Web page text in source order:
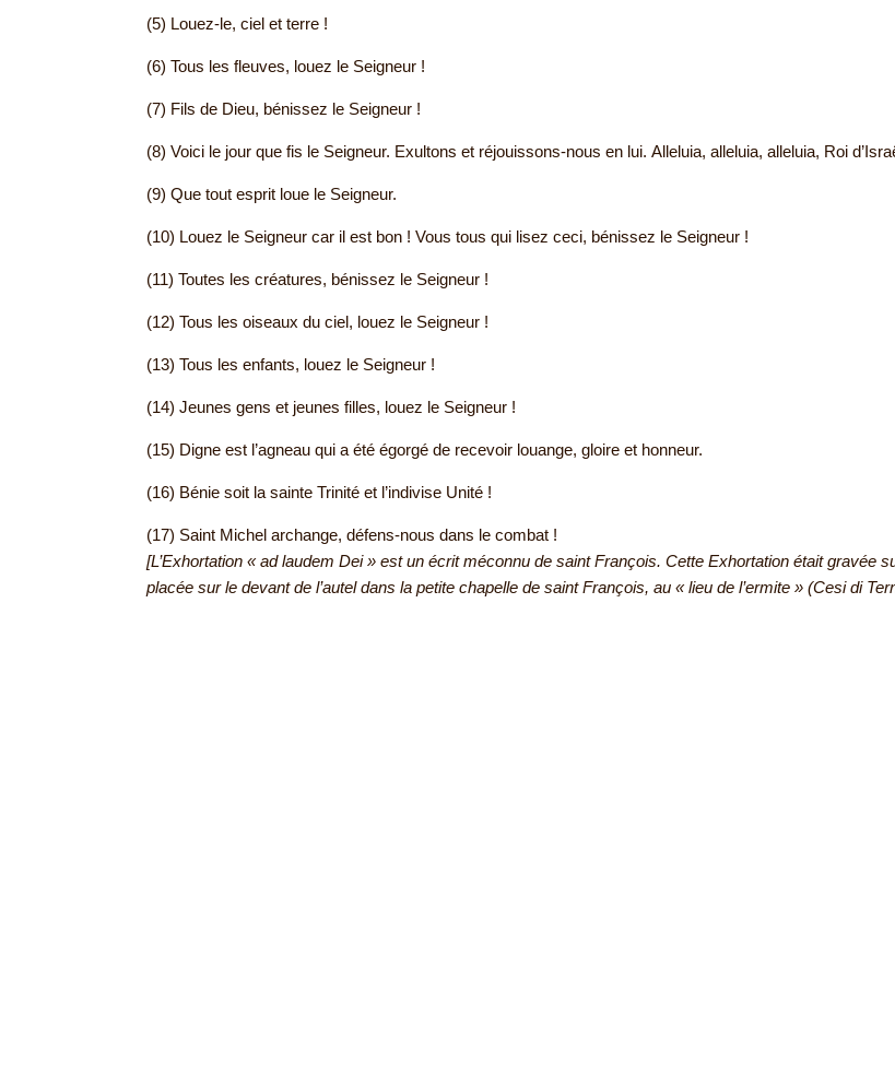
(5) Louez-le, ciel et terre !
(6) Tous les fleuves, louez le Seigneur !
(7) Fils de Dieu, bénissez le Seigneur !
(8) Voici le jour que fis le Seigneur. Exultons et réjouissons-nous en lui. Alleluia, alleluia, alleluia, Roi
(9) Que tout esprit loue le Seigneur.
(10) Louez le Seigneur car il est bon ! Vous tous qui lisez ceci, bénissez le Seigneur !
(11) Toutes les créatures, bénissez le Seigneur !
(12) Tous les oiseaux du ciel, louez le Seigneur !
(13) Tous les enfants, louez le Seigneur !
(14) Jeunes gens et jeunes filles, louez le Seigneur !
(15) Digne est l’agneau qui a été égorgé de recevoir louange, gloire et honneur.
(16) Bénie soit la sainte Trinité et l’indivise Unité !
(17) Saint Michel archange, défens-nous dans le combat !
[L’Exhortation « ad laudem Dei » est un écrit méconnu de saint François. Cette Exhortation était gravée
placée sur le devant de l’autel dans la petite chapelle de saint François, au « lieu de l’ermite » (Cesi di